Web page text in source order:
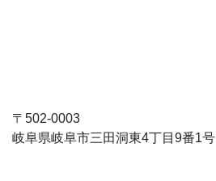
〒502-0003
岐阜県岐阜市三田洞東4丁目9番1号